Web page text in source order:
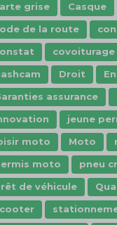
grise
Casque
de la route
covoiturage
Droit
assurance
jeune
moto
Moto
moto
pneu
de véhicule